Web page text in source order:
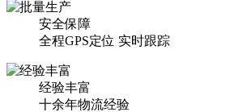
安全保障
全程GPS定位 实时跟踪
经验丰富
十余年物流经验